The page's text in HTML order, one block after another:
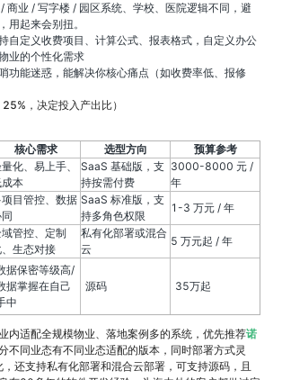
商业 / 写字楼 / 园区系统、学校、医院逻辑不同，避
用起来会别扭。
自定义收费项目、计算公式、报表格式，自定义办公
业的个性化需求
功能迷惑，能解决你核心痛点（如收费率低、报修
，决定投入产出比）
核心需求 选型方向
预算参考
化、易上手、
本
SaaS 基础版，支
持按需付费
3000-8000 元 /
年
项目管控、数据 SaaS 标准版，支
持多角色权限
1-3 万元 / 年
管控、定制
生态对接
私有化部署或混合
云
5 万元起 / 年
据保密等级高/
据掌握在自己
中
源码 35万起
内适配全规模物业、落地案例多的系统，优先推荐诺
分不同业态有不同业态适配的版本，同时部署方式灵
还支持私有化部署和混合云部署，可支持源码，且